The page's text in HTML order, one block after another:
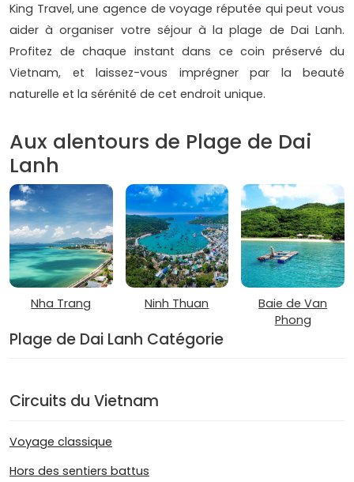
King Travel, une agence de voyage réputée qui peut vous
aider à organiser votre séjour à la plage de Dai Lanh.
Profitez de chaque instant dans ce coin préservé du
Vietnam, et laissez-vous imprégner par la beauté
naturelle et la sérénité de cet endroit unique.
Aux alentours de Plage de Dai
Lanh
Nha Trang Ninh Thuan
Baie de Van
Phong
Plage de Dai Lanh Catégorie
Circuits du Vietnam
Voyage classique
Hors des sentiers battus